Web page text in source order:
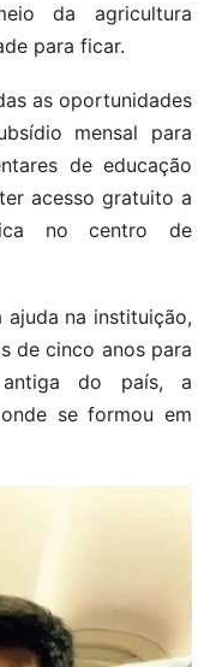
da agricultura
para ficar.
as oportunidades
mensal para
de educação
acesso gratuito a
no centro de
ajuda na instituição,
de cinco anos para
antiga do país, a
se formou em